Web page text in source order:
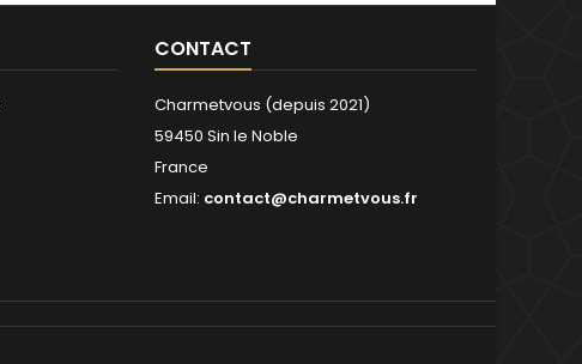
CONTACT
Charmetvous (depuis 2021)
59450 Sin le Noble
France
Email: contact@charmetvous.fr